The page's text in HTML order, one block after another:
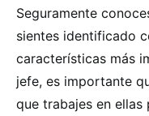
Seguramente
sientes identificado
características más
jefe, es importante
que trabajes en